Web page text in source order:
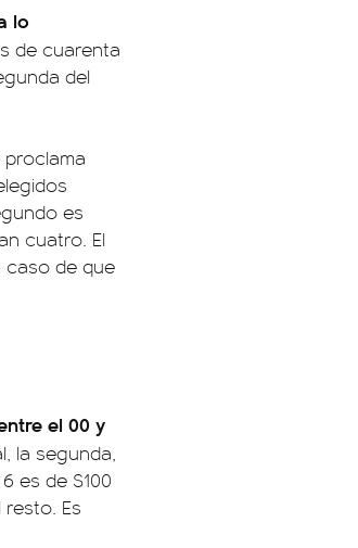
lo
de cuarenta
del
proclama
es
cuatro. El
caso de que
el 00 y
la segunda,
es de $100
Es